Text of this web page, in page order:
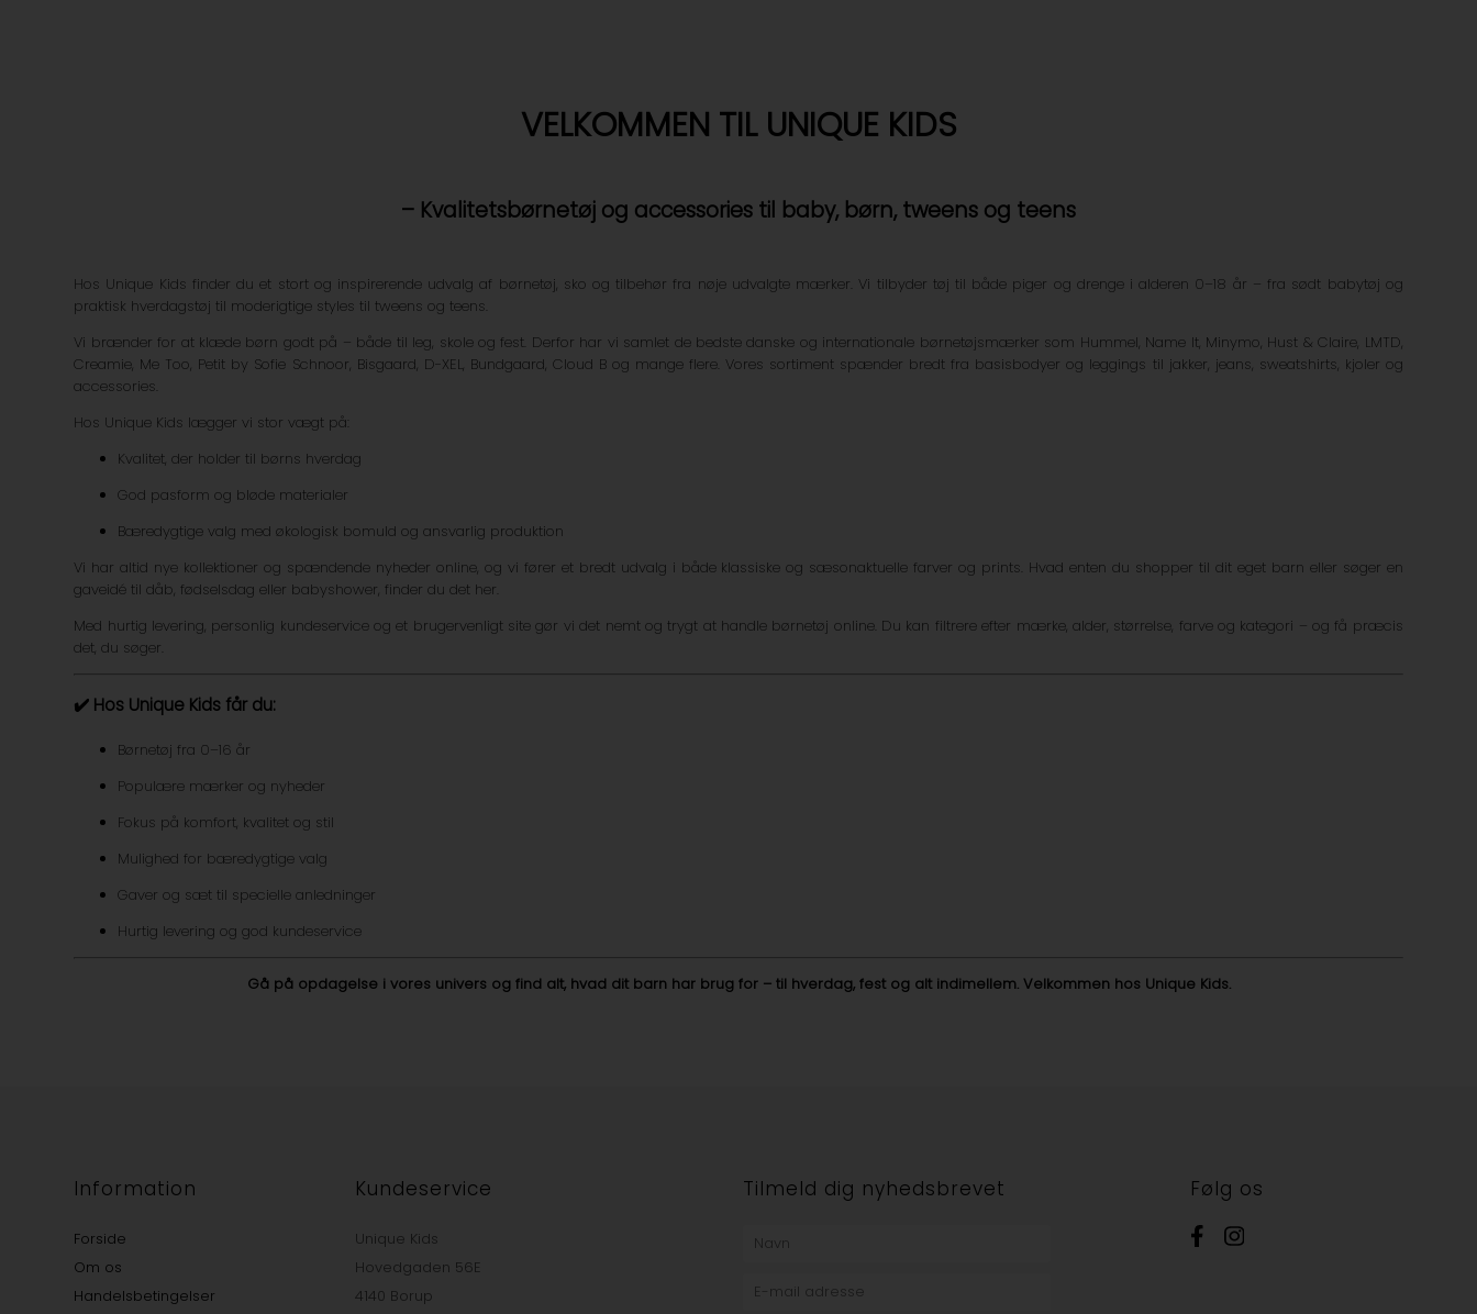
VELKOMMEN TIL UNIQUE KIDS
– Kvalitetsbørnetøj og accessories til baby, børn, tweens og teens
Hos Unique Kids finder du et stort og inspirerende udvalg af børnetøj, sko og tilbehør fra nøje udvalgte mærker. Vi tilbyder tøj til både piger og drenge i alderen 0–18 år – fra sødt babytøj og
praktisk hverdagstøj til moderigtige styles til tweens og teens.
Vi brænder for at klæde børn godt på – både til leg, skole og fest. Derfor har vi samlet de bedste danske og internationale børnetøjsmærker som Hummel, Name It, Minymo, Hust & Claire, LMTD,
Creamie, Me Too, Petit by Sofie Schnoor, Bisgaard, D-XEL, Bundgaard, Cloud B og mange flere. Vores sortiment spænder bredt fra basisbodyer og leggings til jakker, jeans, sweatshirts, kjoler og
accessories.
Hos Unique Kids lægger vi stor vægt på:
Kvalitet, der holder til børns hverdag
God pasform og bløde materialer
Bæredygtige valg med økologisk bomuld og ansvarlig produktion
Vi har altid nye kollektioner og spændende nyheder online, og vi fører et bredt udvalg i både klassiske og sæsonaktuelle farver og prints. Hvad enten du shopper til dit eget barn eller søger en
gaveidé til dåb, fødselsdag eller babyshower, finder du det her.
Med hurtig levering, personlig kundeservice og et brugervenligt site gør vi det nemt og trygt at handle børnetøj online. Du kan filtrere efter mærke, alder, størrelse, farve og kategori – og få præcis
det, du søger.
✔️ Hos Unique Kids får du:
Børnetøj fra 0–16 år
Populære mærker og nyheder
Fokus på komfort, kvalitet og stil
Mulighed for bæredygtige valg
Gaver og sæt til specielle anledninger
Hurtig levering og god kundeservice
Gå på opdagelse i vores univers og find alt, hvad dit barn har brug for – til hverdag, fest og alt indimellem. Velkommen hos Unique Kids.
Information
Forside
Om os
Handelsbetingelser
Kundeservice
Unique Kids
Hovedgaden 56E
4140 Borup
Tilmeld dig nyhedsbrevet Følg os